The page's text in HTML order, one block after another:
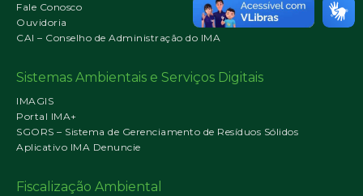
Fale Conosco
Ouvidoria
CAI – Conselho de Administração do IMA
Sistemas Ambientais e Serviços Digitais
IMAGIS
Portal IMA+
SGORS – Sistema de Gerenciamento de Resíduos Sólidos
Aplicativo IMA Denuncie
Fiscalização Ambiental